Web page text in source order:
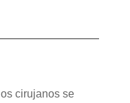
cirujanos se